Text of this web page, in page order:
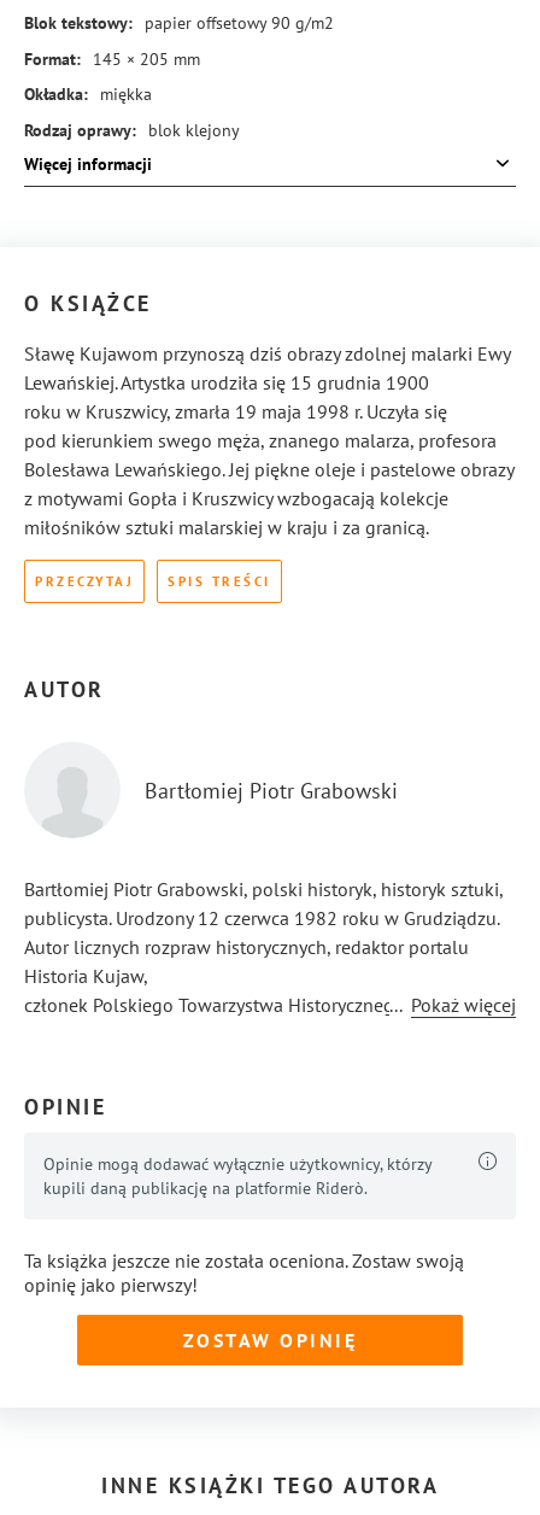
Blok tekstowy:
papier offsetowy 90 g/m2
Format:
145 × 205 mm
Okładka:
miękka
Rodzaj oprawy:
blok klejony
ISBN:
978-83-8414-889-1
Więcej informacji
O KSIĄŻCE
Sławę Kujawom przynoszą dziś obrazy zdolnej malarki Ewy
Lewańskiej. Artystka urodziła się 15 grudnia 1900
roku w Kruszwicy, zmarła 19 maja 1998 r. Uczyła się
pod kierunkiem swego męża, znanego malarza, profesora
Bolesława Lewańskiego. Jej piękne oleje i pastelowe obrazy
z motywami Gopła i Kruszwicy wzbogacają kolekcje
miłośników sztuki malarskiej w kraju i za granicą.
PRZECZYTAJ SPIS TREŚCI
AUTOR
Bartłomiej Piotr Grabowski
Bartłomiej Piotr Grabowski, polski historyk, historyk sztuki,
publicysta. Urodzony 12 czerwca 1982 roku w Grudziądzu.
Autor licznych rozpraw historycznych, redaktor portalu
Historia Kujaw,
członek Polskiego Towarzystwa Historycznego.
... Pokaż więcej
OPINIE
Opinie mogą dodawać wyłącznie użytkownicy, którzy
kupili daną publikację na platformie Riderò.
Ta książka jeszcze nie została oceniona. Zostaw swoją
opinię jako pierwszy!
ZOSTAW OPINIĘ
INNE KSIĄŻKI TEGO AUTORA